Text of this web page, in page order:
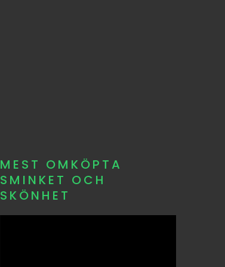
MEST OMKÖPTA
SMINKET OCH
SKÖNHET